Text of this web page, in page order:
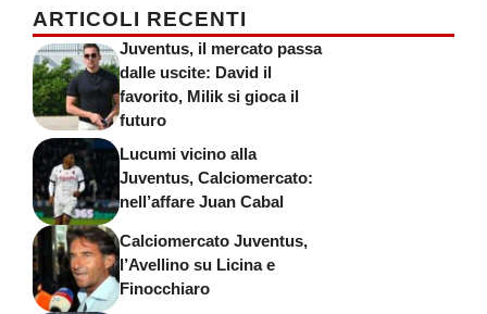
ARTICOLI RECENTI
Juventus, il mercato passa
dalle uscite: David il
favorito, Milik si gioca il
futuro
Lucumi vicino alla
Juventus, Calciomercato:
nell’affare Juan Cabal
Calciomercato Juventus,
l’Avellino su Licina e
Finocchiaro